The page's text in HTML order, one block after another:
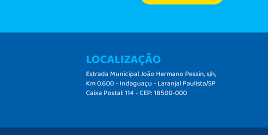
LOCALIZAÇÃO
Estrada Municipal João Hermano Pessin, s/n,
Km 0.600 - Indaguaçu - Laranjal Paulista/SP
Caixa Postal: 114 - CEP: 18500-000